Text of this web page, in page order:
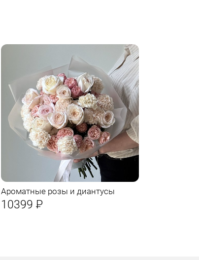
Ароматные розы и диантусы
10399 Р